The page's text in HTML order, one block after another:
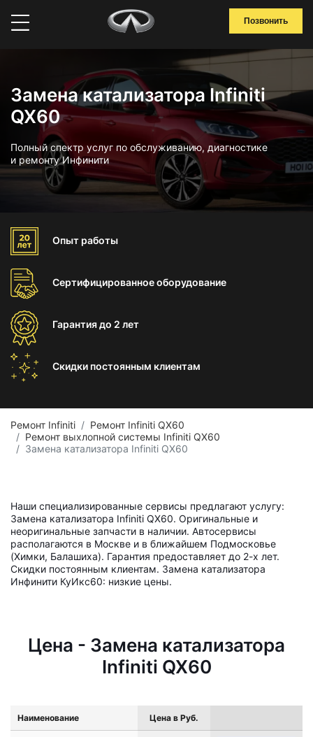
Позвонить
Замена катализатора Infiniti
QX60
Полный спектр услуг по обслуживанию, диагностике
и ремонту Инфинити
Опыт работы
Сертифицированноеоборудование
Гарантиядо 2 лет
Скидки постоянным клиентам
Ремонт Infiniti
Ремонт Infiniti QX60
Ремонт выхлопной системы Infiniti QX60
Замена катализатора Infiniti QX60
Наши специализированные сервисы предлагают услугу:
Замена катализатора Infiniti QX60. Оригинальные и
неоригинальные запчасти в наличии. Автосервисы
располагаются в Москве и в ближайшем Подмосковье
(Химки, Балашиха). Гарантия предоставляет до 2-х лет.
Скидки постоянным клиентам. Замена катализатора
Инфинити КуИкс60: низкие цены.
Цена - Замена катализатора
Infiniti QX60
Наименование Цена в Руб.